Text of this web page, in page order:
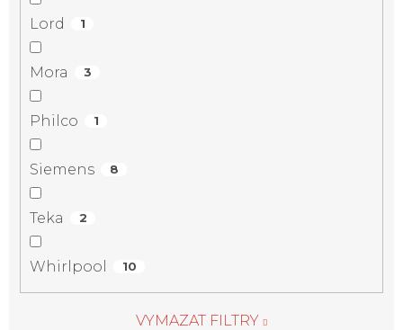
Lord 1
Mora 3
Philco 1
Siemens 8
Teka 2
Whirlpool 10
VYMAZAT FILTRY